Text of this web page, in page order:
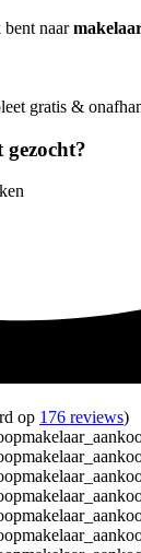
naar
gratis &
op 176 reviews)